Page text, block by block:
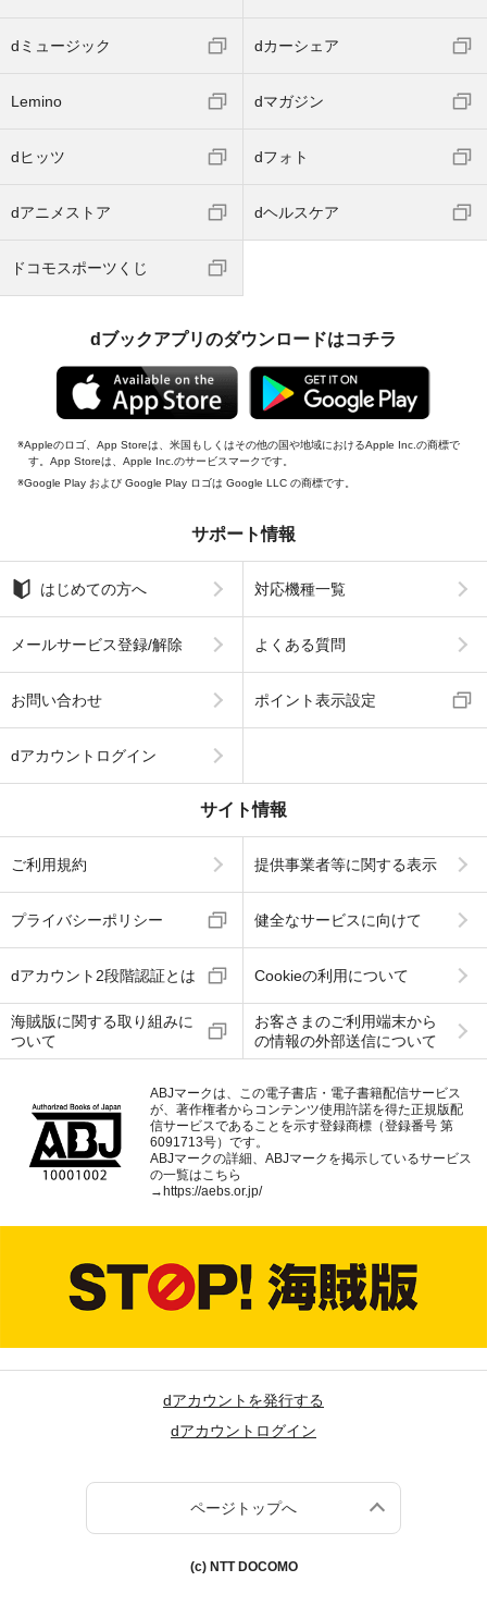
dミュージック dカーシェア
Lemino dマガジン
dヒッツ dフォト
dアニメストア dヘルスケア
ドコモスポーツくじ
dブックアプリのダウンロードはコチラ
Appleのロゴ、App Storeは、米国もしくはその他の国や地域におけるApple Inc.の商標で
す。App Storeは、Apple Inc.のサービスマークです。
Google Play および Google Play ロゴは Google LLC の商標です。
サポート情報
はじめての方へ 対応機種一覧
メールサービス登録/解除 よくある質問
お問い合わせ ポイント表示設定
dアカウントログイン
サイト情報
ご利用規約 提供事業者等に関する表示
プライバシーポリシー 健全なサービスに向けて
dアカウント2段階認証とは Cookieの利用について
海賊版に関する取り組みに
ついて
お客さまのご利用端末から
の情報の外部送信について
ABJマークは、この電子書店・電子書籍配信サービス
が、著作権者からコンテンツ使用許諾を得た正規版配
信サービスであることを示す登録商標（登録番号 第
6091713号）です。
ABJマークの詳細、ABJマークを掲示しているサービス
の一覧はこちら
→https://aebs.or.jp/
dアカウントを発行する
dアカウントログイン
ページトップへ
(c) NTT DOCOMO